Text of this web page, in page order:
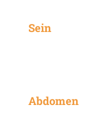
Sein
Abdomen